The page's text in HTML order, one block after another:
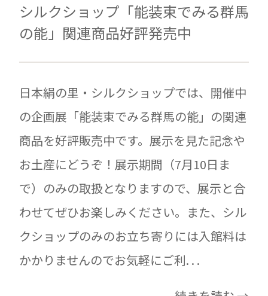
シルクショップ「能装束でみる群馬
の能」関連商品好評発売中
日本絹の里・シルクショップでは、開催中
の企画展「能装束でみる群馬の能」の関連
商品を好評販売中です。展示を見た記念や
お土産にどうぞ！展示期間（7月10日ま
で）のみの取扱となりますので、展示と合
わせてぜひお楽しみください。また、シル
クショップのみのお立ち寄りには入館料は
かかりませんのでお気軽にご利. . .